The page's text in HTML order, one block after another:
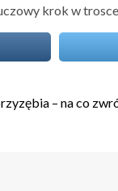
krok w
– na co